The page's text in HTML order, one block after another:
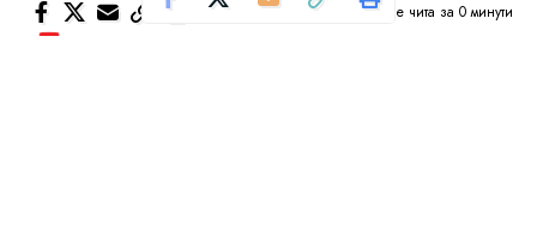
Се чита за 0 минути